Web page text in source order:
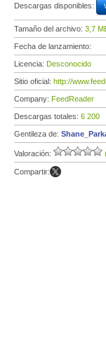
Descargas disponibles:
Tamaño del archivo: 3,7
Fecha de lanzamiento:
Licencia: Desconocido
Sitio oficial: http://
Company: FeedReader
Descargas totales: 6 200
Gentileza de:
Valoración:
Compartir: